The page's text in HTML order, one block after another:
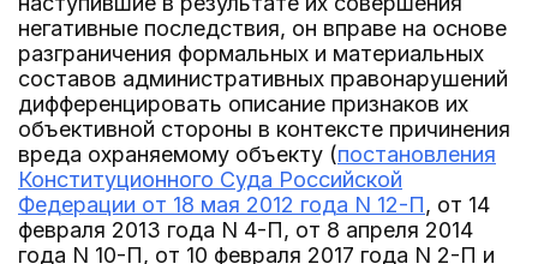
негативные последствия, он вправе на основе
разграничения формальных и материальных
составов административных правонарушений
дифференцировать описание признаков их
объективной стороны в контексте причинения
вреда охраняемому объекту (постановления
Конституционного Суда Российской
Федерации от 18 мая 2012 года N 12-П, от 14
февраля 2013 года N 4-П, от 8 апреля 2014
года N 10-П, от 10 февраля 2017 года N 2-П и